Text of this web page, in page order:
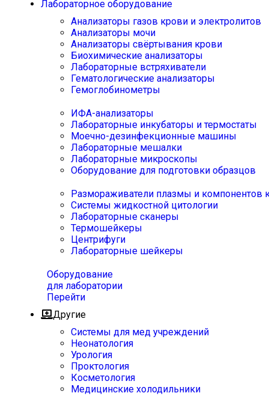
Лабораторное оборудование
Анализаторы газов крови и электролитов
Анализаторы мочи
Анализаторы свёртывания крови
Биохимические анализаторы
Лабораторные встряхиватели
Гематологические анализаторы
Гемоглобинометры
ИФА-анализаторы
Лабораторные инкубаторы и термостаты
Моечно-дезинфекционные машины
Лабораторные мешалки
Лабораторные микроскопы
Оборудование для подготовки образцов
Размораживатели плазмы и компонентов
Системы жидкостной цитологии
Лабораторные сканеры
Термошейкеры
Центрифуги
Лабораторные шейкеры
Оборудование
для лаборатории
Перейти
Другие
Системы для мед учреждений
Неонатология
Урология
Проктология
Косметология
Медицинские холодильники